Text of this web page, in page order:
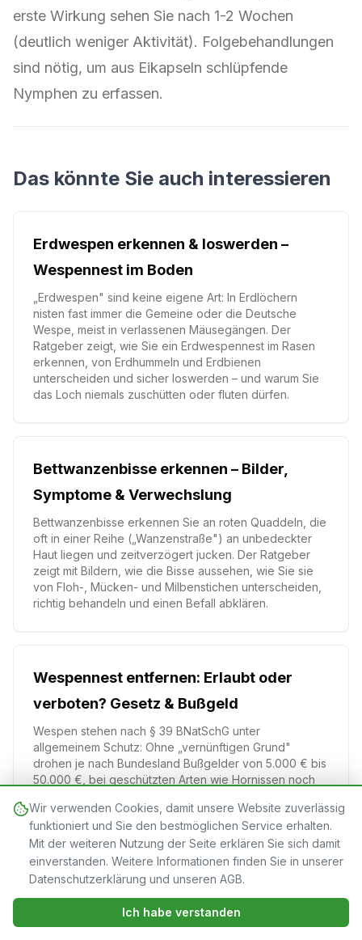
erste Wirkung sehen Sie nach 1-2 Wochen
(deutlich weniger Aktivität). Folgebehandlungen
sind nötig, um aus Eikapseln schlüpfende
Nymphen zu erfassen.
Das könnte Sie auch interessieren
Erdwespen erkennen & loswerden –
Wespennest im Boden
„Erdwespen" sind keine eigene Art: In Erdlöchern
nisten fast immer die Gemeine oder die Deutsche
Wespe, meist in verlassenen Mäusegängen. Der
Ratgeber zeigt, wie Sie ein Erdwespennest im Rasen
erkennen, von Erdhummeln und Erdbienen
unterscheiden und sicher loswerden – und warum Sie
das Loch niemals zuschütten oder fluten dürfen.
Bettwanzenbisse erkennen – Bilder,
Symptome & Verwechslung
Bettwanzenbisse erkennen Sie an roten Quaddeln, die
oft in einer Reihe („Wanzenstraße") an unbedeckter
Haut liegen und zeitverzögert jucken. Der Ratgeber
zeigt mit Bildern, wie die Bisse aussehen, wie Sie sie
von Floh-, Mücken- und Milbenstichen unterscheiden,
richtig behandeln und einen Befall abklären.
Wespennest entfernen: Erlaubt oder
verboten? Gesetz & Bußgeld
Wespen stehen nach § 39 BNatSchG unter
allgemeinem Schutz: Ohne „vernünftigen Grund"
drohen je nach Bundesland Bußgelder von 5.000 € bis
50.000 €, bei geschützten Arten wie Hornissen noch
erlaubt ist, wer zuständig ist – Kammerjäger, Feuerwehr
oder Naturschutzbehörde – und wer die Kosten trägt.
Jetzt verfügbar · 24/7
01579 2674265
Wir verwenden Cookies, damit unsere Website zuverlässig
funktioniert und Sie den bestmöglichen Service erhalten.
Mit der weiteren Nutzung der Seite erklären Sie sich damit
einverstanden. Weitere Informationen finden Sie in unserer
Datenschutzerklärung und unseren AGB.
Ich habe verstanden